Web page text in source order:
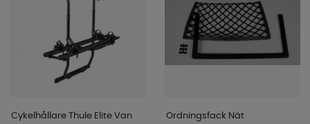
Cykelhållare Thule Elite Van
Ordningsfack Nät